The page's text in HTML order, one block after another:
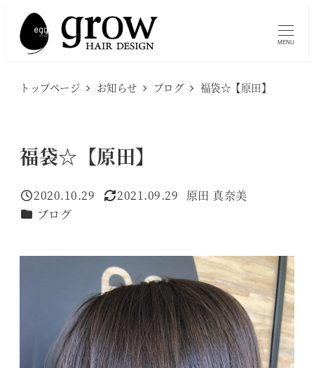
MENU
トップページ お知らせ ブログ 福袋☆【原田】
福袋☆【原田】
投稿日
2020.10.29
更新日
2021.09.29
著
原田 真奈美
カテゴリー
ブログ